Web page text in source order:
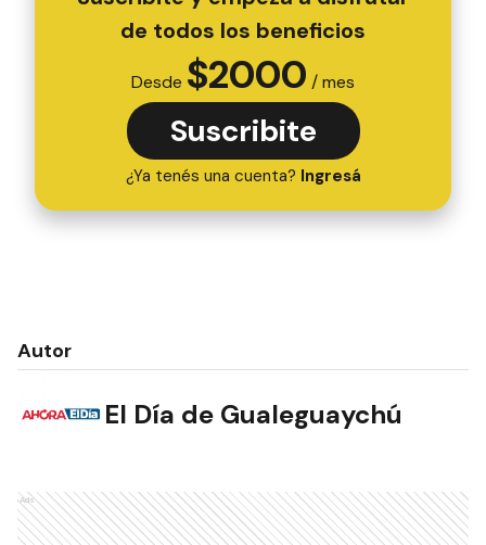
de todos los beneficios
Desde $2000 / mes
Suscribite
¿Ya tenés una cuenta? Ingresá
Autor
El Día de Gualeguaychú
Ads